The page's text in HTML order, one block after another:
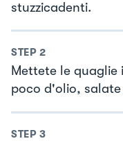
stuzzicadenti.
STEP 2
Mettete le
poco d'olio,
STEP 3